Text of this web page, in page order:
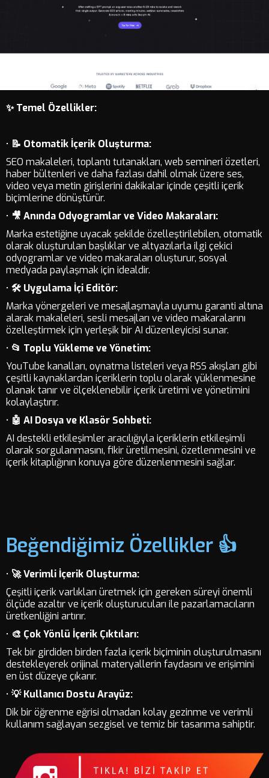
✨ Temel Özellikler:
• 📝 Otomatik İçerik Oluşturma:
SEO makaleleri, toplantı tutanakları, web semineri özetleri,
haber bültenleri ve daha fazlası dahil olmak üzere ses,
video veya metin girişlerini dakikalar içinde çeşitli içerik
biçimlerine dönüştürür.
• 🎥 Anında Odyogramlar ve Video Makaraları:
Marka estetiğine uyacak şekilde özelleştirilebilen, otomatik
olarak oluşturulan başlıklar ve altyazılarla ilgi çekici
odyogramlar ve video makaraları oluşturur, sosyal
medyada paylaşmak için idealdir.
• 🛠️ Uygulama İçi Editör:
Marka yönergeleri ve mesajlaşmayla uyumu garanti altına
alarak makaleleri, sesli mesajları ve video makaralarını
özelleştirmek için yerleşik bir AI düzenleyicisi sunar.
• 📂 Toplu Yükleme ve Yönetim:
YouTube kanalları, oynatma listeleri veya RSS akışları gibi
çeşitli kaynaklardan içeriklerin toplu olarak yüklenmesine
olanak tanır ve ölçeklenebilir içerik üretimi ve yönetimini
kolaylaştırır.
• 🤖 AI Dosya ve Klasör Sohbeti:
AI destekli etkileşimler aracılığıyla içeriklerin etkileşimli
olarak sorgulanmasını, fikir üretilmesini, özetlenmesini ve
içerik kitaplığının konuya göre düzenlenmesini sağlar.
Beğendiğimiz Özellikler 👍
• 🚀 Verimli İçerik Oluşturma:
Çeşitli içerik varlıkları üretmek için gereken süreyi önemli
ölçüde azaltır ve içerik oluşturucuları ile pazarlamacıların
üretkenliğini artırır.
• 🎨 Çok Yönlü İçerik Çıktıları:
Tek bir girdiden birden fazla içerik biçiminin oluşturulmasını
destekleyerek orijinal materyallerin faydasını ve erişimini
en üst düzeye çıkarır.
• 💡 Kullanıcı Dostu Arayüz:
Dik bir öğrenme eğrisi olmadan kolay gezinme ve verimli
kullanım sağlayan sezgisel ve temiz bir tasarıma sahiptir.